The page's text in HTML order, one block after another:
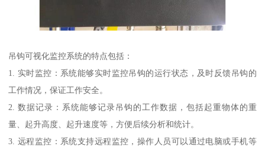
吊钩可视化监控系统的特点包括：
1. 实时监控：系统能够实时监控吊钩的运行状态，及时反馈吊钩的
工作情况，保证工作安全。
2. 数据记录：系统能够记录吊钩的工作数据，包括起重物体的重
量、起升高度、起升速度等，方便后续分析和统计。
3. 远程监控：系统支持远程监控，操作人员可以通过电脑或手机等